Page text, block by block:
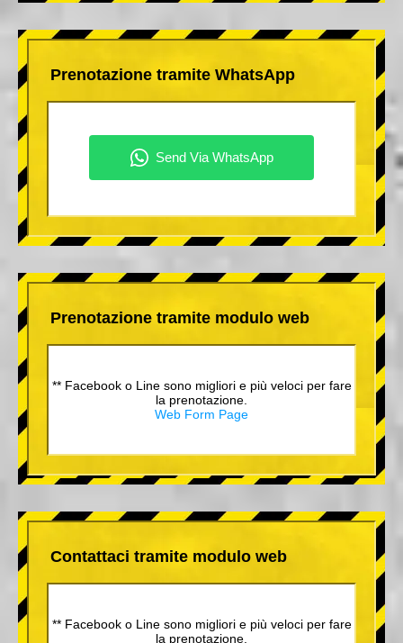
Prenotazione tramite WhatsApp
Prenotazione tramite modulo web
** Facebook o Line sono migliori e più veloci per fare
la prenotazione.
Web Form Page
Contattaci tramite modulo web
** Facebook o Line sono migliori e più veloci per fare
la prenotazione.